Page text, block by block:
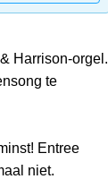
Harrison-orgel.
te
Entree
niet.